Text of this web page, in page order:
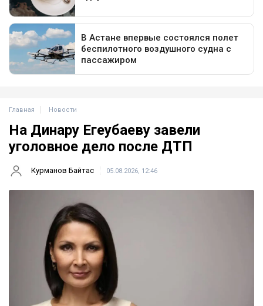
Главная Новости
На Динару Егеубаеву завели
уголовное дело после ДТП
Курманов Байтас 05.08.2026, 12:46